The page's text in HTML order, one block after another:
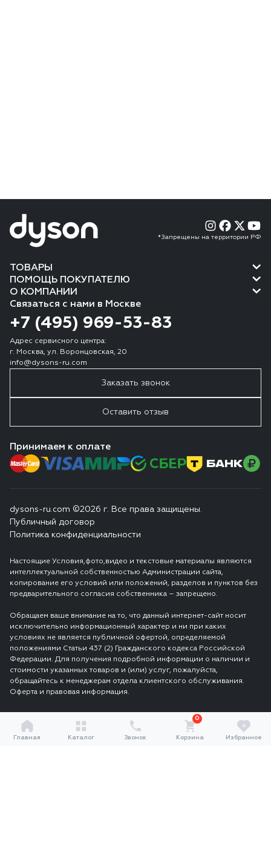
*Запрещены на территории РФ
ТОВАРЫ
ПОМОЩЬ ПОКУПАТЕЛЮ
О КОМПАНИИ
Связаться с нами в Москве
+7 (495) 969-53-83
Адрес сервисного центра:
г. Москва, ул. Воронцовская, 20
info@dysons-ru.com
Заказать звонок
Оставить отзыв
Принимаем к оплате
dysons-ru.com ©2026 г. Все права защищены.
Публичный договор
Политика конфиденциальности
Настоящие Условия,фото,видео и текстовые материалы являются
интеллектуальной собственностью Администрации сайта,
копирование его условий или положений, разделов и пунктов без
предварительного согласия собственника – запрещено.
Обращаем ваше внимание на то, что данный интернет-сайт носит
исключительно информационный характер и ни при каких
условиях не является публичной офертой, определяемой
положениями Статьи 437 (2) Гражданского кодекса Российской
Федерации. Для получения подробной информации о наличии и
стоимости указанных товаров и (или) услуг, пожалуйста,
обращайтесь к менеджерам отдела клиентского обслуживания.
Оферта и правовая информация.
Главная Каталог Звонок
0
Корзина
0
Избранное